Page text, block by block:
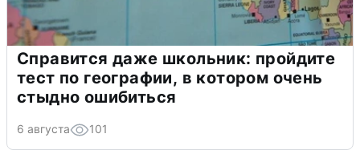
Справится даже школьник: пройдите
тест по географии, в котором очень
стыдно ошибиться
6 августа 101